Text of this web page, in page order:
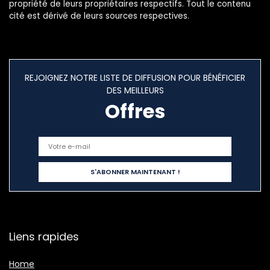
propriété de leurs propriétaires respectifs. Tout le contenu
cité est dérivé de leurs sources respectives.
REJOIGNEZ NOTRE LISTE DE DIFFUSION POUR BÉNÉFICIER
DES MEILLEURS
Offres
Liens rapides
Home